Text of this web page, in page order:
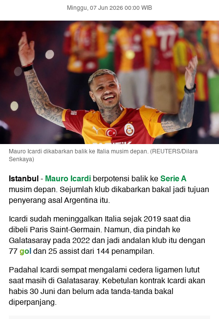
Minggu, 07 Jun 2026 00:00 WIB
Mauro Icardi dikabarkan balik ke Italia musim depan. (REUTERS/Dilara
Senkaya)
Istanbul-Mauro Icardiberpotensi balik keSerie A
musim depan. Sejumlah klub dikabarkan bakal jadi tujuan
penyerang asal Argentina itu.
Icardi sudah meninggalkan Italia sejak 2019 saat dia
dibeli Paris Saint-Germain. Namun, dia pindah ke
Galatasaray pada 2022 dan jadi andalan klub itu dengan
77goldan 25 assist dari 144 penampilan.
Padahal Icardi sempat mengalami cedera ligamen lutut
saat masih di Galatasaray. Kebetulan kontrak Icardi akan
habis 30 Juni dan belum ada tanda-tanda bakal
diperpanjang.